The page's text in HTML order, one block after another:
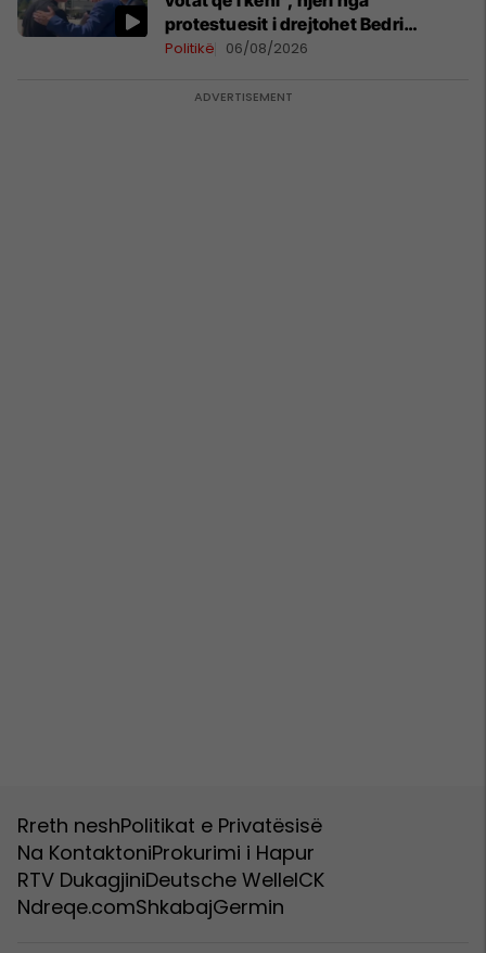
protestuesit i drejtohet Bedri
Hamzës
Politikë 06/08/2026
Rreth neshPolitikat e Privatësisë
Na KontaktoniProkurimi i Hapur
RTV DukagjiniDeutsche WelleICK
Ndreqe.comShkabajGermin